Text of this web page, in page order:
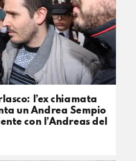
l’ex chiamata
un Andrea Sempio
con l’Andreas del